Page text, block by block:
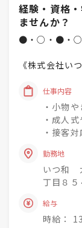
経験・資格
ませんか？
●・○・●・
《株式会社い
「一人でも多
着物着姿を増
という理念を
興味関心を深
成長できる社
「いつ和」29店
「いつ和・ふ
仕事内容
・小物
・成人
・接客対
・おでか
案内
お客様の
きものを
勤務地
いつ和
丁目８
給与